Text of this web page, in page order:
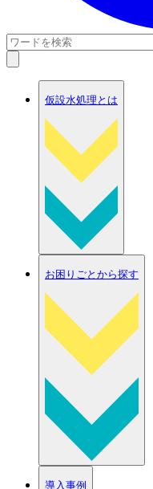
仮設水処理とは
お困りごとから探す
導入事例